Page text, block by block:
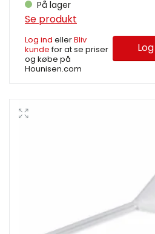
På lager
Se produkt
Log ind ellerBliv
kundefor at se priser
og købe på
Hounisen.com